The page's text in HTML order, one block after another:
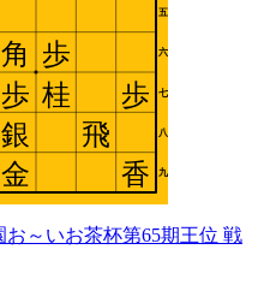
お～いお茶杯第65期王位 戦